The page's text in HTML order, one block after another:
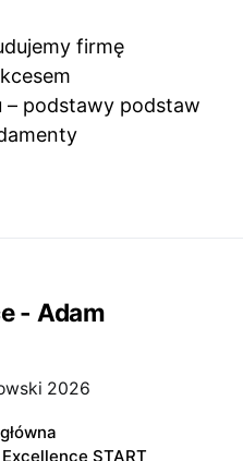
firmę
– podstawy podstaw
- Adam
START
2026